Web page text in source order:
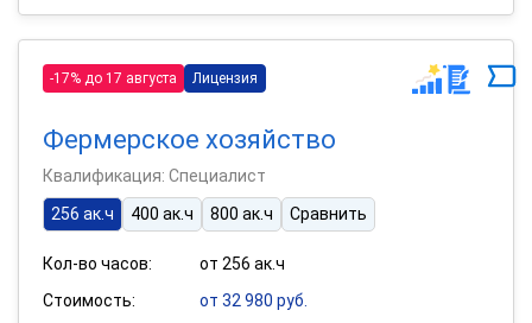
-17% до 17 августа Лицензия
Фермерское хозяйство
Квалификация: Специалист
256 ак.ч
400 ак.ч 800 ак.ч Сравнить
Кол-во часов:
от 256 ак.ч
Стоимость:
от 32 980 руб.